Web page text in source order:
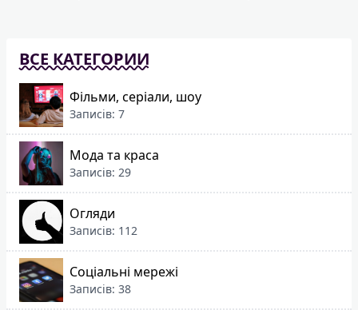
ВСЕ КАТЕГОРИИ
Фільми, серіали, шоу
Записів: 7
Мода та краса
Записів: 29
Огляди
Записів: 112
Соціальні мережі
Записів: 38